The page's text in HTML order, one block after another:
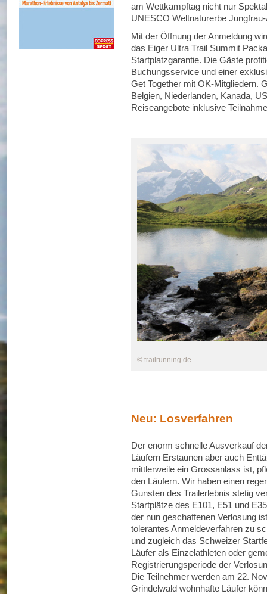
am Wettkampftag nicht nur
UNESCO Weltnaturerbe
Mit der Öffnung der Anmeldung
das Eiger Ultra Trail Summit
Startplatzgarantie. Die Gäste
Buchungsservice und einer
Get Together mit OK-Mitgliedern.
Belgien, Niederlanden, Kanada,
Reiseangebote inklusive
© trailrunning.de
Neu: Losverfahren
Der enorm schnelle Ausverkauf
Läufern Erstaunen aber auch
mittlerweile ein Grossanlass ist,
den Läufern. Wir haben einen
Gunsten des Trailerlebnis stetig
Startplätze des E101, E51 und
der nun geschaffenen Verlosung
tolerantes Anmeldeverfahren zu
und zugleich das Schweizer
Läufer als Einzelathleten oder
Registrierungsperiode der
Die Teilnehmer werden am 22.
Grindelwald wohnhafte Läufer